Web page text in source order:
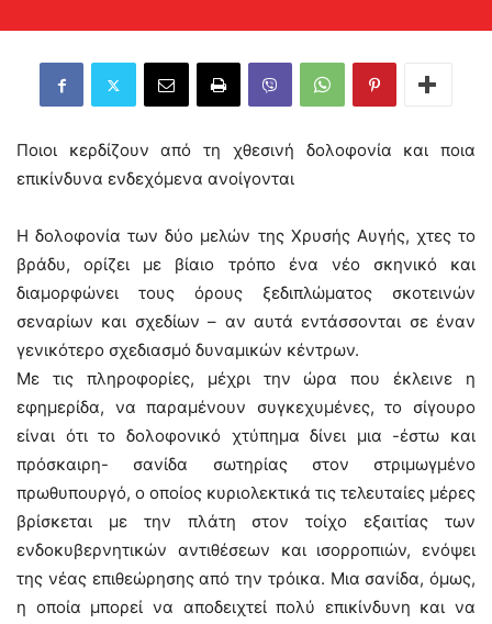
Ποιοι κερδίζουν από τη χθεσινή δολοφονία και ποια
επικίνδυνα ενδεχόμενα ανοίγονται
Η δολοφονία των δύο μελών της Χρυσής Αυγής, χτες το
βράδυ, ορίζει με βίαιο τρόπο ένα νέο σκηνικό και
διαμορφώνει τους όρους ξεδιπλώματος σκοτεινών
σεναρίων και σχεδίων – αν αυτά εντάσσονται σε έναν
γενικότερο σχεδιασμό δυναμικών κέντρων.
Με τις πληροφορίες, μέχρι την ώρα που έκλεινε η
εφημερίδα, να παραμένουν συγκεχυμένες, το σίγουρο
είναι ότι το δολοφονικό χτύπημα δίνει μια -έστω και
πρόσκαιρη- σανίδα σωτηρίας στον στριμωγμένο
πρωθυπουργό, ο οποίος κυριολεκτικά τις τελευταίες μέρες
βρίσκεται με την πλάτη στον τοίχο εξαιτίας των
ενδοκυβερνητικών αντιθέσεων και ισορροπιών, ενόψει
της νέας επιθεώρησης από την τρόικα. Μια σανίδα, όμως,
η οποία μπορεί να αποδειχτεί πολύ επικίνδυνη και να